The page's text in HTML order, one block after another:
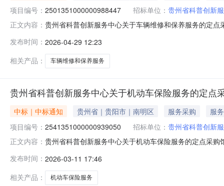
项目编号： 2501351000000988447 招标单位： 贵州省科普创新
正文内容： 贵州省科普创新服务中心关于车辆维修和保养服务的定
（元）:预算总额（元）:项目所在行政区划编码:529900
发布时间： 2026-04-29 12:23
相关产品：
车辆维修和保养服务
贵州省科普创新服务中心关于机动车保险服务的定点
中标｜中标通知 贵州省｜贵阳市｜南明区 服务采购
服务
项目编号： 2541351000000939050 招标单位： 贵州省科普创新
正文内容： 贵州省科普创新服务中心关于机动车保险服务的定点采
额（元）:项目所在行政区划编码:529900项目所在行政
发布时间： 2026-03-11 17:46
相关产品：
机动车保险服务